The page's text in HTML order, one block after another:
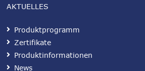
AKTUELLES
Produktprogramm
Zertifikate
Produktinformationen
News